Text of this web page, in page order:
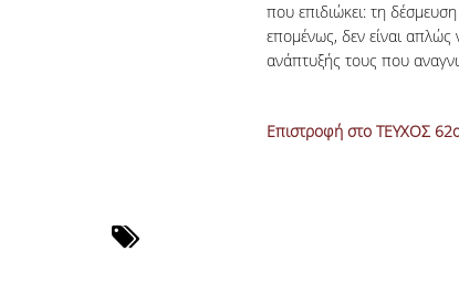
που επιδιώκει: τη
επομένως, δεν είναι απλώς
ανάπτυξής τους που
Επιστροφή στο ΤΕΥΧΟΣ